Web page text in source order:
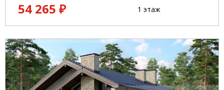
54 265 ₽
1 этаж